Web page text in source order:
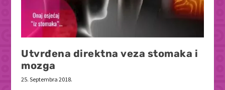
Utvrđena direktna veza stomaka i
mozga
25. Septembra 2018.